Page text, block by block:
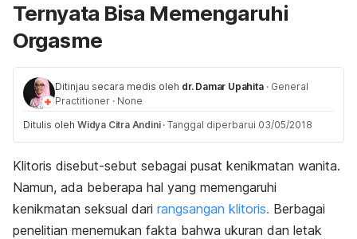
Ternyata Bisa Memengaruhi
Orgasme
Ditinjau secara medis oleh dr. Damar Upahita · General
Practitioner · None
Ditulis oleh Widya Citra Andini · Tanggal diperbarui 03/05/2018
Klitoris disebut-sebut sebagai pusat kenikmatan wanita.
Namun, ada beberapa hal yang memengaruhi
kenikmatan seksual dari rangsangan klitoris. Berbagai
penelitian menemukan fakta bahwa ukuran dan letak